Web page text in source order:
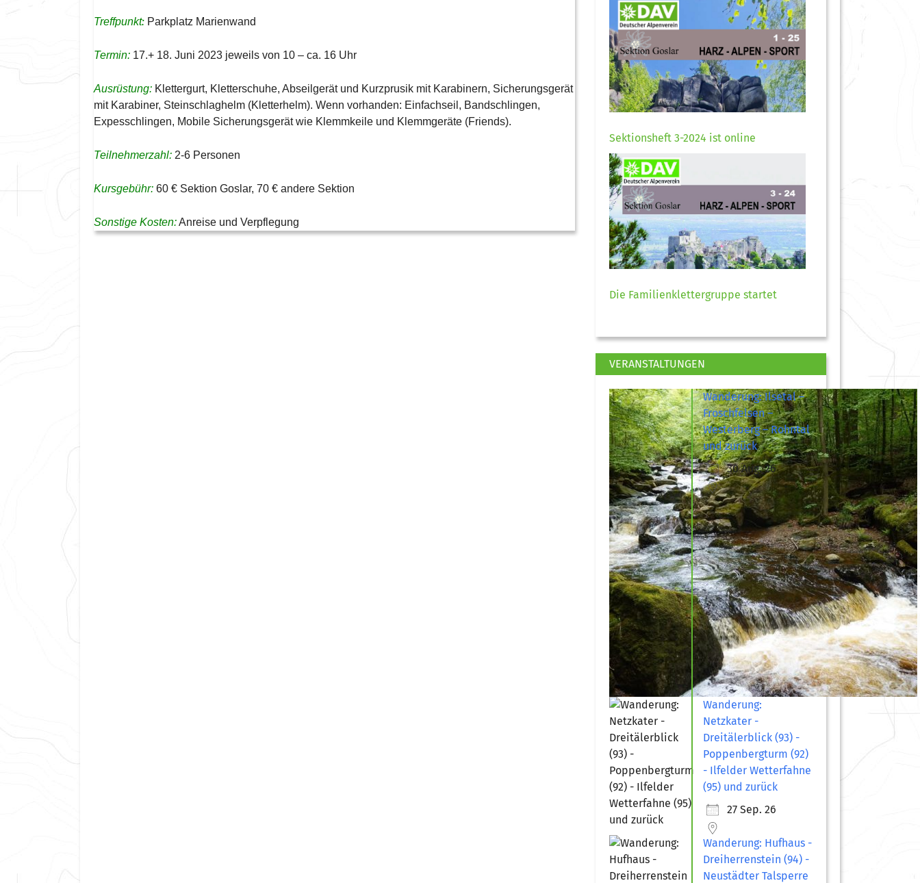
Treffpunkt: Parkplatz Marienwand
Termin: 17.+ 18. Juni 2023 jeweils von 10 – ca. 16 Uhr
Ausrüstung: Klettergurt, Kletterschuhe, Abseilgerät und Kurzprusik mit Karabinern, Sicherungsgerät
mit Karabiner, Steinschlaghelm (Kletterhelm). Wenn vorhanden: Einfachseil, Bandschlingen,
Expesschlingen, Mobile Sicherungsgerät wie Klemmkeile und Klemmgeräte (Friends).
Teilnehmerzahl: 2-6 Personen
Kursgebühr: 60 € Sektion Goslar, 70 € andere Sektion
Sonstige Kosten:Anreise und Verpflegung
Sektionsheft 3-2024 ist online
Die Familienklettergruppe startet
VERANSTALTUNGEN
Wanderung: Ilsetal –
Froschfelsen –
Westerberg – Rohntal
und zurück
30 Aug. 26
Wanderung:
Netzkater -
Dreitälerblick (93) -
Poppenbergturm (92)
- Ilfelder Wetterfahne
(95) und zurück
27 Sep. 26
Wanderung: Hufhaus -
Dreiherrenstein (94) -
Neustädter Talsperre